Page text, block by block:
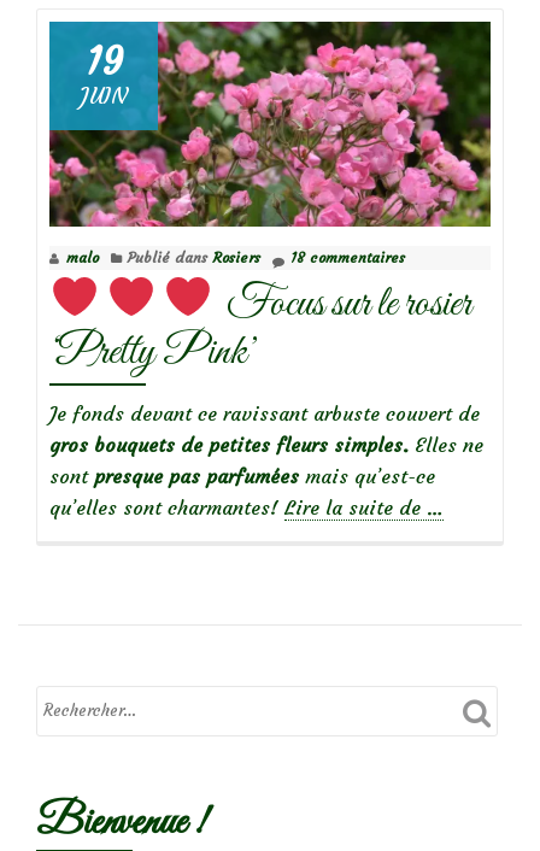
Focus
sur
le
rosier
‘Bouquet
Parfait’
19
JUIN
malo Publié dans Rosiers 18 commentaires
Focus sur le rosier
‘Pretty Pink’
Je fonds devant ce ravissant arbuste couvert de
gros bouquets de petites fleurs simples. Elles ne
sont presque pas parfumées mais qu’est-ce
qu’elles sont charmantes! Lire la suite de
Focus
…
Bienvenue !